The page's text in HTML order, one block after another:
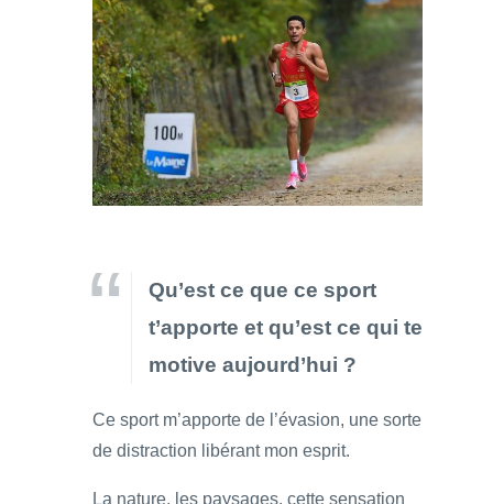
Qu’est ce que ce sport
t’apporte et qu’est ce qui te
motive aujourd’hui ?
Ce sport m’apporte de l’évasion, une sorte
de distraction libérant mon esprit.
La nature, les paysages, cette sensation